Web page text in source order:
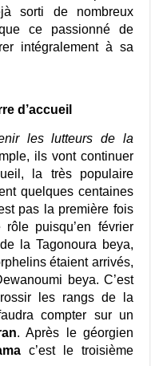
sorti de nombreux
ce passionné de
intégralement à sa
d’accueil
les lutteurs de la
ils vont continuer
la très populaire
quelques centaines
pas la première fois
puisqu’en février
la Tagonoura beya,
étaient arrivés,
beya. C’est
les rangs de la
compter sur un
. Après le géorgien
c’est le troisième